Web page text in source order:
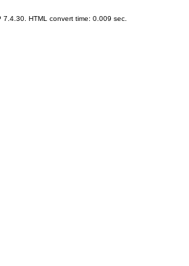
7.4.30. HTML convert time: 0.009 sec.